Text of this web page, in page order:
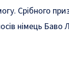
Срібного
німець Баво